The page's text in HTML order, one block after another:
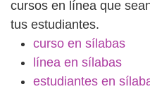
cursos en línea que
tus estudiantes.
curso en sílabas
línea en sílabas
estudiantes en